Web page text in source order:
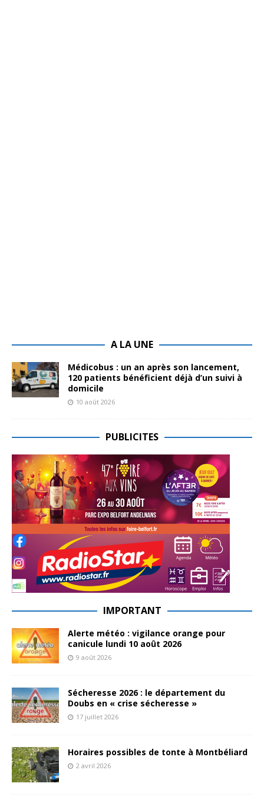
A LA UNE
Médicobus : un an après son lancement,
120 patients bénéficient déjà d’un suivi à
domicile
10 août 2026
PUBLICITES
IMPORTANT
Alerte météo : vigilance orange pour
canicule lundi 10 août 2026
9 août 2026
Sécheresse 2026 : le département du
Doubs en « crise sécheresse »
17 juillet 2026
Horaires possibles de tonte à Montbéliard
2 avril 2026